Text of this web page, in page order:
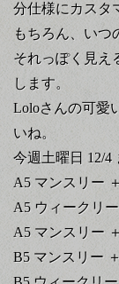
分仕様にカスタ
もちろん、いつ
それっぽく見え
します。
Loloさんの可愛
いね。
今週土曜日 12/4
A5 マンスリー
A5 ウィークリ
A5 マンスリー
B5 マンスリー